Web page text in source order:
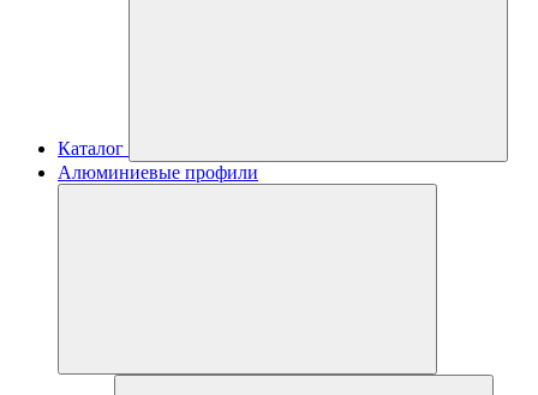
Каталог
Алюминиевые профили